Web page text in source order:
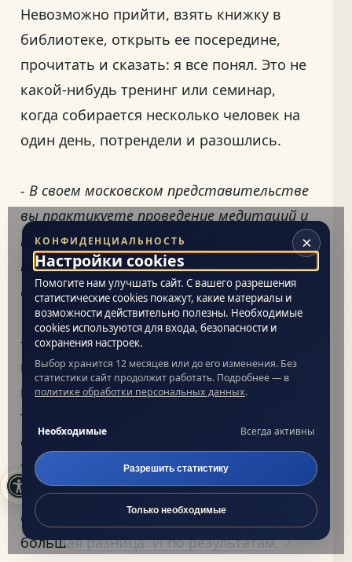
Поиск по сайту
A- Сброс A+
Невозможно прийти, взять книжку в
библиотеке, открыть ее посередине,
прочитать и сказать: я все понял. Это не
какой-нибудь тренинг или семинар,
когда собирается несколько человек на
один день, потрендели и разошлись.
- В своем московском представительстве
вы практикуете проведение медитаций и
курсов он-лайн. Есть ли разница между
курсами «вживую» и через веб-камеру по
интернету?
- На самом деле, разница совсем
небольшая - только в том, что я не
присутствую в это время физически в
том месте, где сидит, например,
определенная группа. Но воздействие
энергетическое происходит абсолютно
то же самое, темы проходятся те же
самые, и поэтому я не думаю, что есть
большая разница. И по результатам,
×
КОНФИДЕНЦИАЛЬНОСТЬ
Настройки cookies
Помогите нам улучшать сайт. С вашего разрешения
статистические cookies покажут, какие материалы и
возможности действительно полезны. Необходимые
cookies используются для входа, безопасности и
сохранения настроек.
Выбор хранится 12 месяцев или до его изменения. Без
статистики сайт продолжит работать. Подробнее — в
политике обработки персональных данных.
Необходимые Всегда активны
Разрешить статистику
Только необходимые